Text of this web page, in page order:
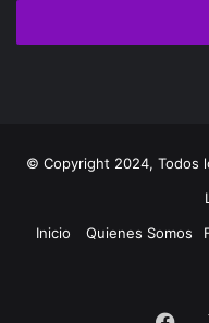
© Copyright 2024, Todos
Inicio
Quienes Somos